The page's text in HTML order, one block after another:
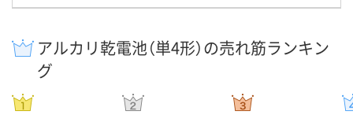
アルカリ乾電池（単4形）の売れ筋ランキン
グ